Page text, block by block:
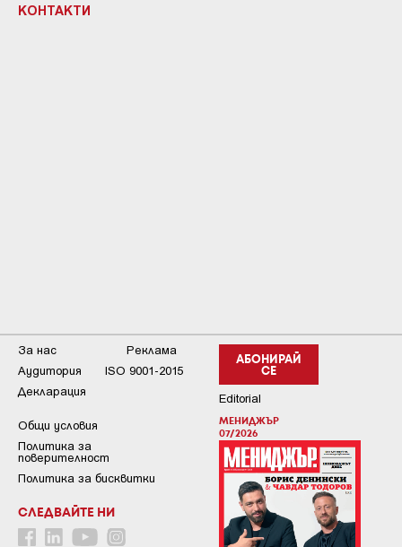
КОНТАКТИ
АБОНИРАЙ
СЕ
Editorial
МЕНИДЖЪР
07/2026
За нас
Реклама
Аудитория
ISO 9001-2015
Декларация
Общи условия
Пoлитикa зa
пoвepитeлнocт
Политика за бисквитки
СЛЕДВАЙТЕ НИ